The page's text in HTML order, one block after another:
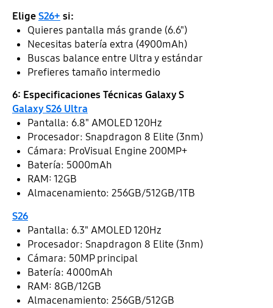
EligeS26+ si:
Quieres pantalla más grande (6.6")
Necesitas batería extra (4900mAh)
Buscas balance entre Ultra y estándar
Prefieres tamaño intermedio
6: Especificaciones Técnicas Galaxy S
Galaxy S26 Ultra
Pantalla: 6.8" AMOLED 120Hz
Procesador: Snapdragon 8 Elite (3nm)
Cámara: ProVisual Engine 200MP+
Batería: 5000mAh
RAM: 12GB
Almacenamiento: 256GB/512GB/1TB
S26
Pantalla: 6.3" AMOLED 120Hz
Procesador: Snapdragon 8 Elite (3nm)
Cámara: 50MP principal
Batería: 4000mAh
RAM: 8GB/12GB
Almacenamiento: 256GB/512GB